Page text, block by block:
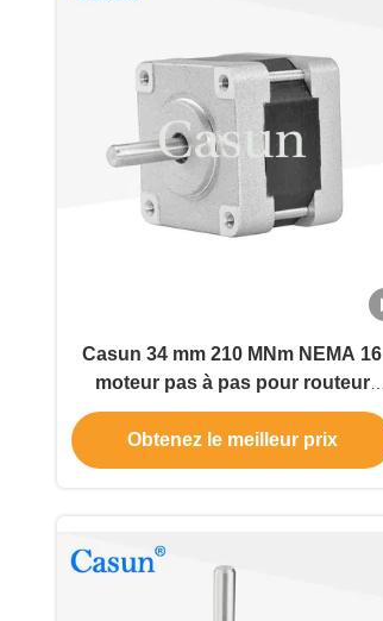
Casun 34 mm 210 MNm NEMA 16
moteur pas à pas pour routeur
CNC 12V
Obtenez le meilleur prix